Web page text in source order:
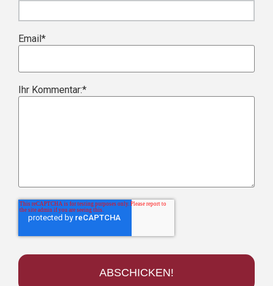
Email*
Ihr Kommentar:*